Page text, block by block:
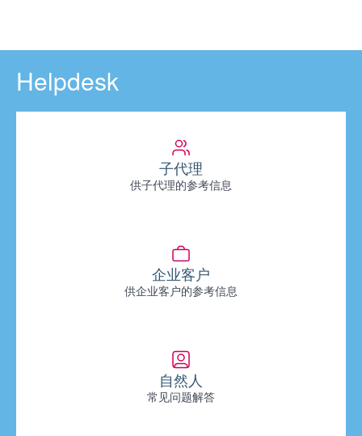
Helpdesk
子代理
供子代理的参考信息
企业客户
供企业客户的参考信息
自然人
常见问题解答